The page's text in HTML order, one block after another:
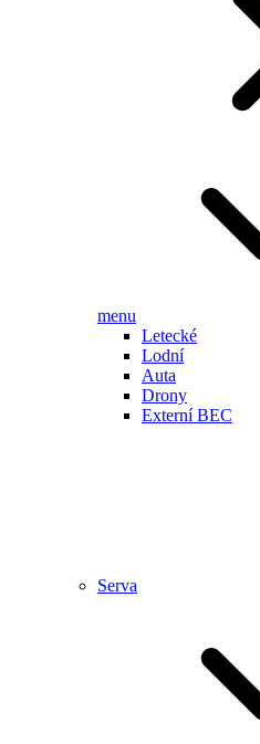
menu
Letecké
Lodní
Auta
Drony
Externí BEC
Serva